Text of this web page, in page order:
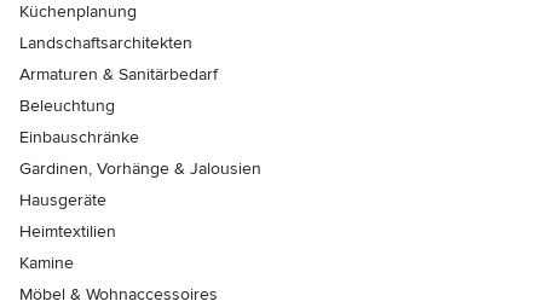
Küchenplanung
Landschaftsarchitekten
Armaturen & Sanitärbedarf
Beleuchtung
Einbauschränke
Gardinen, Vorhänge & Jalousien
Hausgeräte
Heimtextilien
Kamine
Möbel & Wohnaccessoires